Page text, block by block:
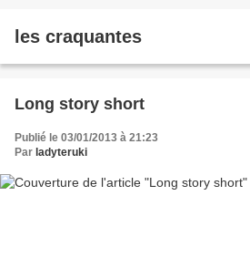
les craquantes
Long story short
Publié le 03/01/2013 à 21:23
Par ladyteruki